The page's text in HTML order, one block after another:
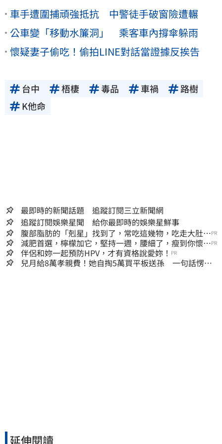
車手遭圍捕頑強抵抗 中警徒手破窗險遭輾
公車變「移動水簾洞」 乘客車內撐傘躲雨
懷疑妻子偷吃！偷拍LINE對話當證據反挨告
台中 梧棲 毒品 車禍
路樹
K他命
最即時的新聞話題 追蹤訂閱三立新聞網
追蹤訂閱娛樂星聞 給你最即時的娛樂星鮮事
腹部脂肪的「剋星」找到了，常吃這幾物，吃走大肚
囊，瘦出小蠻腰
PR
減肥首選，檸檬加它，堅持一週，腰細了，瘦到你懷疑
人生
PR
伴侶和妳一起預防HPV，才有資格說愛妳！ PR
兒月給8萬孝親費！她自掏5萬買平板送孫 一句話愣原
延伸閱讀